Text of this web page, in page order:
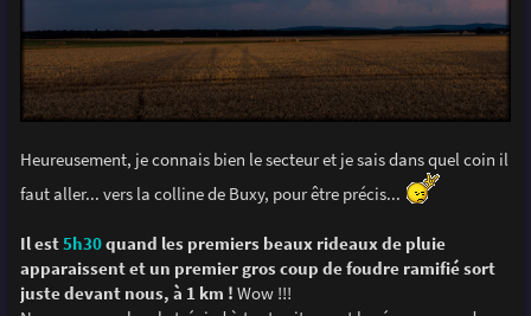
Heureusement, je connais bien le secteur et je sais dans quel coin il
faut aller... vers la colline de Buxy, pour être précis...
Il est5h30quand les premiers beaux rideaux de pluie
apparaissent et un premier gros coup de foudre ramifié sort
juste devant nous, à 1 km ! Wow !!!